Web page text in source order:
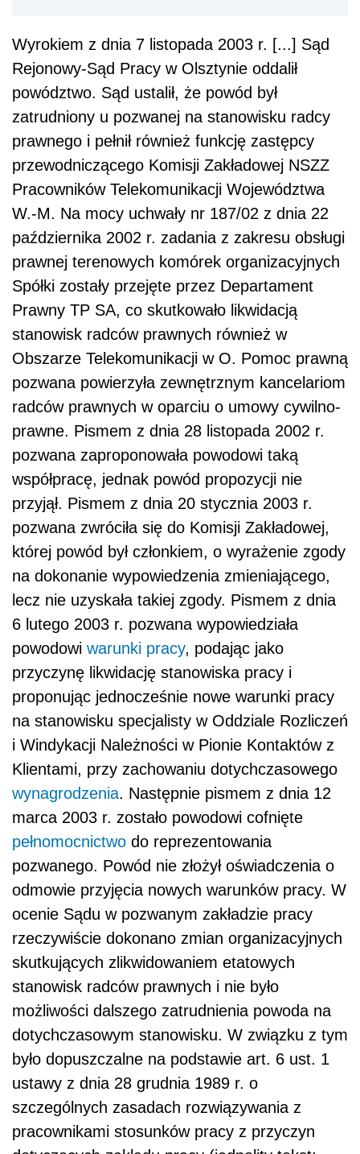
Wyrokiem z dnia 7 listopada 2003 r. [...] Sąd
Rejonowy-Sąd Pracy w Olsztynie oddalił
powództwo. Sąd ustalił, że powód był
zatrudniony u pozwanej na stanowisku radcy
prawnego i pełnił również funkcję zastępcy
przewodniczącego Komisji Zakładowej NSZZ
Pracowników Telekomunikacji Województwa
W.-M. Na mocy uchwały nr 187/02 z dnia 22
października 2002 r. zadania z zakresu obsługi
prawnej terenowych komórek organizacyjnych
Spółki zostały przejęte przez Departament
Prawny TP SA, co skutkowało likwidacją
stanowisk radców prawnych również w
Obszarze Telekomunikacji w O. Pomoc prawną
pozwana powierzyła zewnętrznym kancelariom
radców prawnych w oparciu o umowy cywilno-
prawne. Pismem z dnia 28 listopada 2002 r.
pozwana zaproponowała powodowi taką
współpracę, jednak powód propozycji nie
przyjął. Pismem z dnia 20 stycznia 2003 r.
pozwana zwróciła się do Komisji Zakładowej,
której powód był członkiem, o wyrażenie zgody
na dokonanie wypowiedzenia zmieniającego,
lecz nie uzyskała takiej zgody. Pismem z dnia
6 lutego 2003 r. pozwana wypowiedziała
powodowi warunki pracy, podając jako
przyczynę likwidację stanowiska pracy i
proponując jednocześnie nowe warunki pracy
na stanowisku specjalisty w Oddziale Rozliczeń
i Windykacji Należności w Pionie Kontaktów z
Klientami, przy zachowaniu dotychczasowego
wynagrodzenia. Następnie pismem z dnia 12
marca 2003 r. zostało powodowi cofnięte
pełnomocnictwo do reprezentowania
pozwanego. Powód nie złożył oświadczenia o
odmowie przyjęcia nowych warunków pracy. W
ocenie Sądu w pozwanym zakładzie pracy
rzeczywiście dokonano zmian organizacyjnych
skutkujących zlikwidowaniem etatowych
stanowisk radców prawnych i nie było
możliwości dalszego zatrudnienia powoda na
dotychczasowym stanowisku. W związku z tym
było dopuszczalne na podstawie art. 6 ust. 1
ustawy z dnia 28 grudnia 1989 r. o
szczególnych zasadach rozwiązywania z
pracownikami stosunków pracy z przyczyn